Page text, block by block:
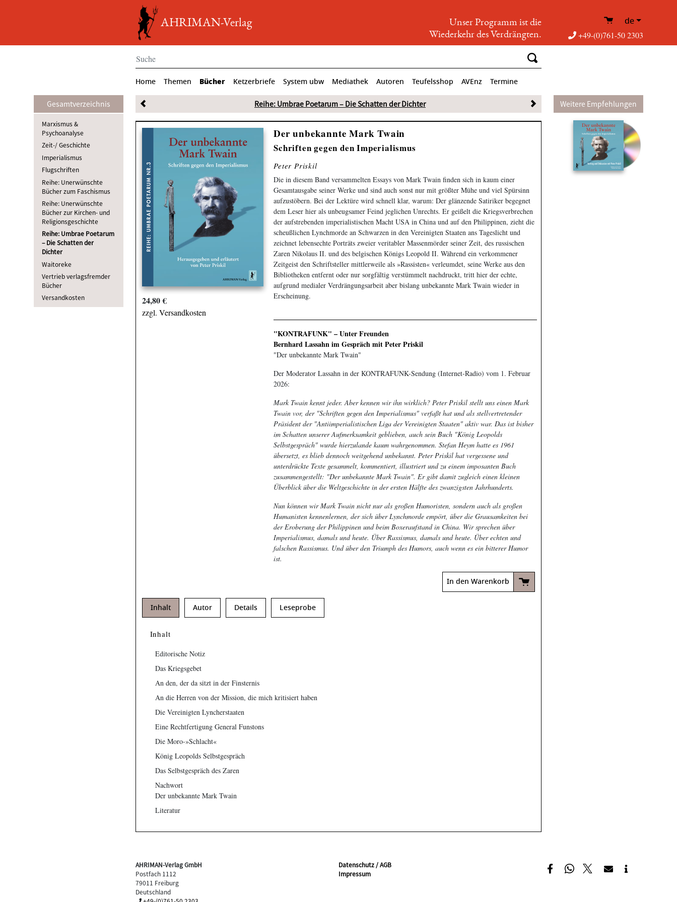
AHRIMAN-Verlag
Unser Programm ist die
Wiederkehr des Verdrängten.
de
+49-(0)761-50 2303
Home Themen Bücher Ketzerbriefe System ubw Mediathek Autoren Teufelsshop AVEnz Termine
Gesamtverzeichnis
Marxismus &
Psychoanalyse
Zeit-/ Geschichte
Imperialismus
Flugschriften
Reihe: Unerwünschte
Bücher zum Faschismus
Reihe: Unerwünschte
Bücher zur Kirchen- und
Religionsgeschichte
Reihe: Umbrae Poetarum
– Die Schatten der
Dichter
Waitoreke
Vertrieb verlagsfremder
Bücher
Versandkosten
Reihe: Umbrae Poetarum – Die Schatten der Dichter
24,80 €
zzgl. Versandkosten
Der unbekannte Mark Twain
Schriften gegen den Imperialismus
Peter Priskil
Die in diesem Band versammelten Essays von Mark Twain finden sich in kaum einer
Gesamtausgabe seiner Werke und sind auch sonst nur mit größter Mühe und viel Spürsinn
aufzustöbern. Bei der Lektüre wird schnell klar, warum: Der glänzende Satiriker begegnet
dem Leser hier als unbeugsamer Feind jeglichen Unrechts. Er geißelt die Kriegsverbrechen
der aufstrebenden imperialistischen Macht USA in China und auf den Philippinen, zieht die
scheußlichen Lynchmorde an Schwarzen in den Vereinigten Staaten ans Tageslicht und
zeichnet lebensechte Porträts zweier veritabler Massenmörder seiner Zeit, des russischen
Zaren Nikolaus II. und des belgischen Königs Leopold II. Während ein verkommener
Zeitgeist den Schriftsteller mittlerweile als »Rassisten« verleumdet, seine Werke aus den
Bibliotheken entfernt oder nur sorgfältig verstümmelt nachdruckt, tritt hier der echte,
aufgrund medialer Verdrängungsarbeit aber bislang unbekannte Mark Twain wieder in
Erscheinung.
"KONTRAFUNK" – Unter Freunden
Bernhard Lassahn im Gespräch mit Peter Priskil
"Der unbekannte Mark Twain"
Der Moderator Lassahn in der KONTRAFUNK-Sendung (Internet-Radio) vom 1. Februar
2026:
Mark Twain kennt jeder. Aber kennen wir ihn wirklich? Peter Priskil stellt uns einen Mark
Twain vor, der "Schriften gegen den Imperialismus" verfaßt hat und als stellvertretender
Präsident der "Antiimperialistischen Liga der Vereinigten Staaten" aktiv war. Das ist bisher
im Schatten unserer Aufmerksamkeit geblieben, auch sein Buch "König Leopolds
Selbstgespräch" wurde hierzulande kaum wahrgenommen. Stefan Heym hatte es 1961
übersetzt, es blieb dennoch weitgehend unbekannt. Peter Priskil hat vergessene und
unterdrückte Texte gesammelt, kommentiert, illustriert und zu einem imposanten Buch
zusammengestellt: "Der unbekannte Mark Twain". Er gibt damit zugleich einen kleinen
Überblick über die Weltgeschichte in der ersten Hälfte des zwanzigsten Jahrhunderts.
Nun können wir Mark Twain nicht nur als großen Humoristen, sondern auch als großen
Humanisten kennenlernen, der sich über Lynchmorde empört, über die Grausamkeiten bei
der Eroberung der Philippinen und beim Boxeraufstand in China. Wir sprechen über
Imperialismus, damals und heute. Über Rassismus, damals und heute. Über echten und
falschen Rassismus. Und über den Triumph des Humors, auch wenn es ein bitterer Humor
ist.
In den Warenkorb
Inhalt Autor Details Leseprobe
Inhalt
Editorische Notiz
Das Kriegsgebet
An den, der da sitzt in der Finsternis
An die Herren von der Mission, die mich kritisiert haben
Die Vereinigten Lyncherstaaten
Eine Rechtfertigung General Funstons
Die Moro-»Schlacht«
König Leopolds Selbstgespräch
Das Selbstgespräch des Zaren
Nachwort
Der unbekannte Mark Twain
Literatur
Weitere Empfehlungen
AHRIMAN-Verlag GmbH
Postfach 1112
79011 Freiburg
Deutschland
Datenschutz / AGB
Impressum